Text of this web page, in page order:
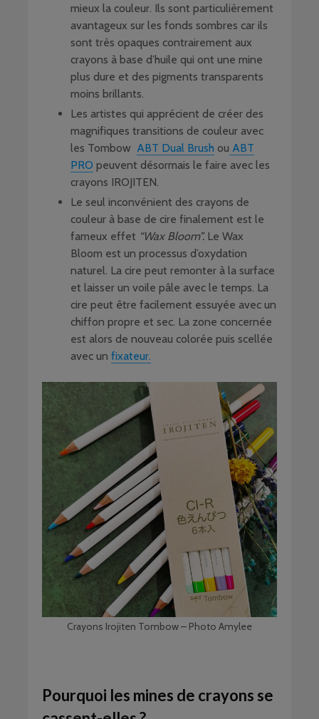
mieux la couleur. Ils sont particulièrement
avantageux sur les fonds sombres car ils
sont très opaques contrairement aux
crayons à base d’huile qui ont une mine
plus dure et des pigments transparents
moins brillants.
Les artistes qui apprécient de créer des
magnifiques transitions de couleur avec
les Tombow ABT Dual Brush ou ABT
PRO peuvent désormais le faire avec les
crayons IROJITEN.
Le seul inconvénient des crayons de
couleur à base de cire finalement est le
fameux effet “Wax Bloom”. Le Wax
Bloom est un processus d’oxydation
naturel. La cire peut remonter à la surface
et laisser un voile pâle avec le temps. La
cire peut être facilement essuyée avec un
chiffon propre et sec. La zone concernée
est alors de nouveau colorée puis scellée
avec un fixateur.
Crayons Irojiten Tombow – Photo Amylee
Pourquoi les mines de crayons se